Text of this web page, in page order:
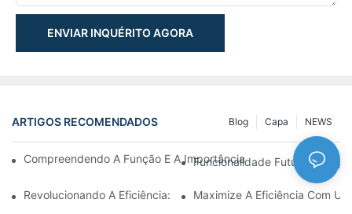
ENVIAR INQUÉRITO AGORA
ARTIGOS RECOMENDADOS NEWS
Capa
Blog
Compreendendo A Função E A Importância Dos Cilindros
Funcionalidade Futurista:
Revolucionando A Eficiência: O Cilindro Telescópico Elétrico
Maximize A Eficiência Com